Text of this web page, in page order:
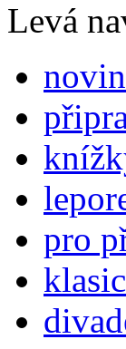
Levá
pro